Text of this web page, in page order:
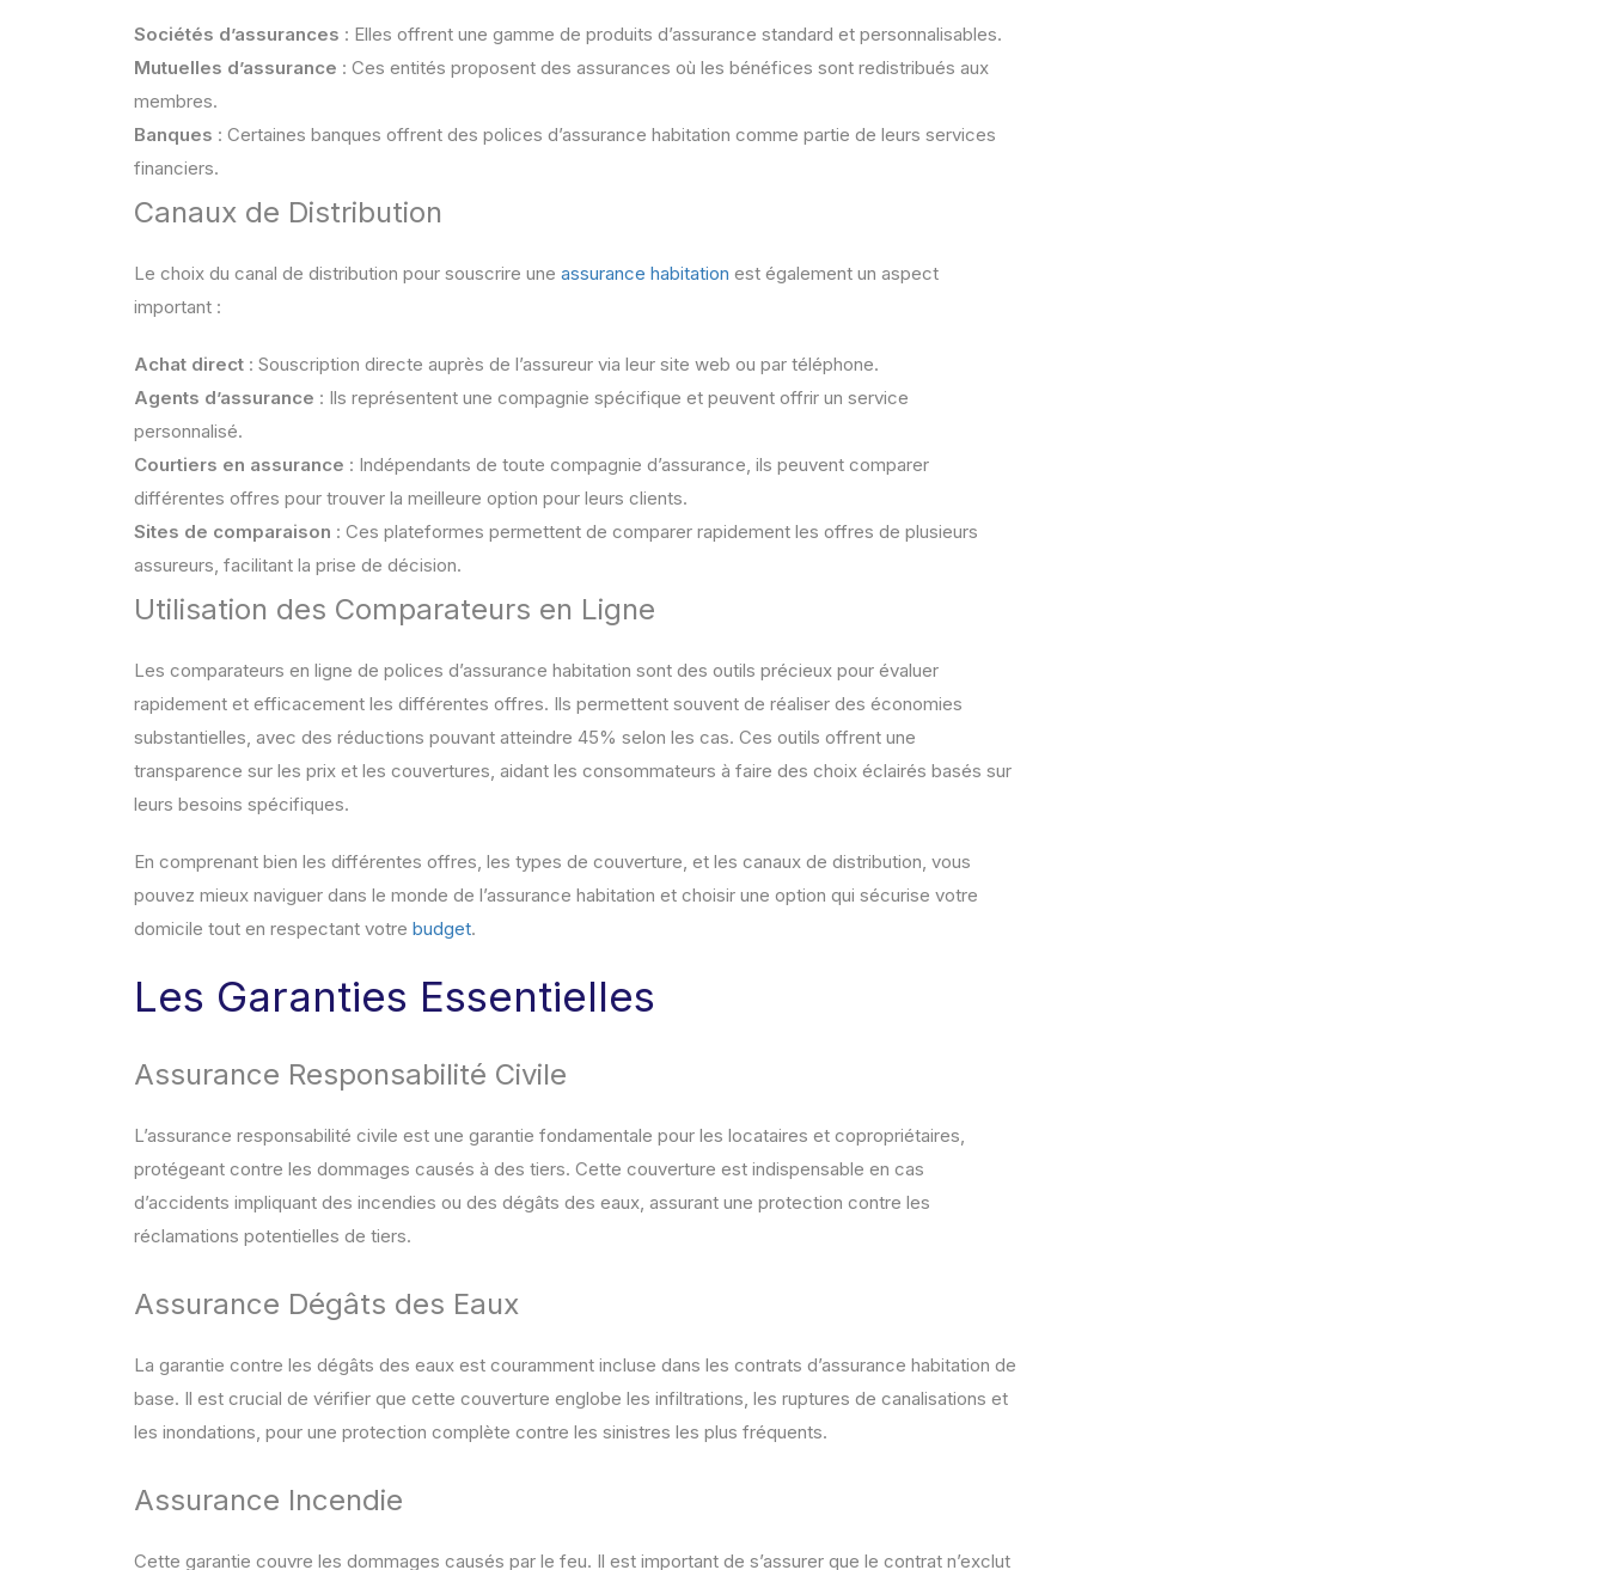
Sociétés d’assurances : Elles offrent une gamme de produits d’assurance standard et personnalisables.
Mutuelles d’assurance : Ces entités proposent des assurances où les bénéfices sont redistribués aux
membres.
Banques : Certaines banques offrent des polices d’assurance habitation comme partie de leurs services
financiers.
Canaux de Distribution
Le choix du canal de distribution pour souscrire une assurance habitation est également un aspect
important :
Achat direct : Souscription directe auprès de l’assureur via leur site web ou par téléphone.
Agents d’assurance : Ils représentent une compagnie spécifique et peuvent offrir un service
personnalisé.
Courtiers en assurance : Indépendants de toute compagnie d’assurance, ils peuvent comparer
différentes offres pour trouver la meilleure option pour leurs clients.
Sites de comparaison : Ces plateformes permettent de comparer rapidement les offres de plusieurs
assureurs, facilitant la prise de décision.
Utilisation des Comparateurs en Ligne
Les comparateurs en ligne de polices d’assurance habitation sont des outils précieux pour évaluer
rapidement et efficacement les différentes offres. Ils permettent souvent de réaliser des économies
substantielles, avec des réductions pouvant atteindre 45% selon les cas. Ces outils offrent une
transparence sur les prix et les couvertures, aidant les consommateurs à faire des choix éclairés basés sur
leurs besoins spécifiques.
En comprenant bien les différentes offres, les types de couverture, et les canaux de distribution, vous
pouvez mieux naviguer dans le monde de l’assurance habitation et choisir une option qui sécurise votre
domicile tout en respectant votre budget.
Les Garanties Essentielles
Assurance Responsabilité Civile
L’assurance responsabilité civile est une garantie fondamentale pour les locataires et copropriétaires,
protégeant contre les dommages causés à des tiers. Cette couverture est indispensable en cas
d’accidents impliquant des incendies ou des dégâts des eaux, assurant une protection contre les
réclamations potentielles de tiers.
Assurance Dégâts des Eaux
La garantie contre les dégâts des eaux est couramment incluse dans les contrats d’assurance habitation de
base. Il est crucial de vérifier que cette couverture englobe les infiltrations, les ruptures de canalisations et
les inondations, pour une protection complète contre les sinistres les plus fréquents.
Assurance Incendie
Cette garantie couvre les dommages causés par le feu. Il est important de s’assurer que le contrat n’exclut